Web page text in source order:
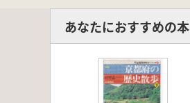
あなたにおすすめの本